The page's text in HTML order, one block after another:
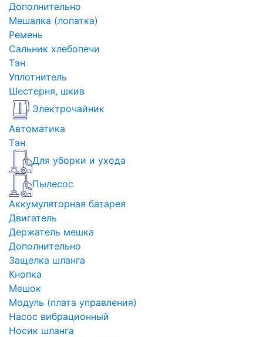
Дополнительно
Мешалка (лопатка)
Ремень
Сальник хлебопечи
Тэн
Уплотнитель
Шестерня, шкив
Электрочайник
Автоматика
Тэн
Для уборки и ухода
Пылесос
Аккумуляторная батарея
Двигатель
Держатель мешка
Дополнительно
Защелка шланга
Кнопка
Мешок
Модуль (плата управления)
Насос вибрационный
Носик шланга